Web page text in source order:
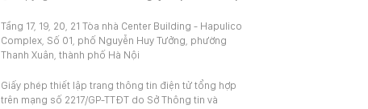
Tầng 17, 19, 20, 21 Tòa nhà Center Building - Hapulico
Complex, Số 01, phố Nguyễn Huy Tưởng, phường
Thanh Xuân, thành phố Hà Nội
Giấy phép thiết lập trang thông tin điện tử tổng hợp
trên mạng số 2217/GP-TTĐT do Sở Thông tin và